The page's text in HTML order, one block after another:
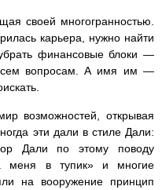
своей многогранностью.
карьера, нужно найти
финансовые блоки —
вопросам. А имя им —
возможностей, открывая
эти дали в стиле Дали:
Дали по этому поводу
меня в тупик» и многие
на вооружение принцип